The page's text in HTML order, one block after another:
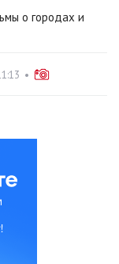
о городах и
•